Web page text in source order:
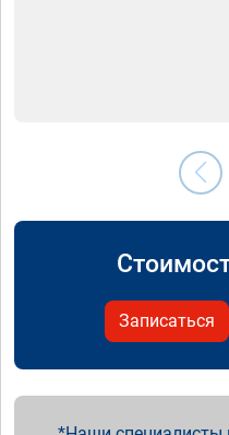
Записаться